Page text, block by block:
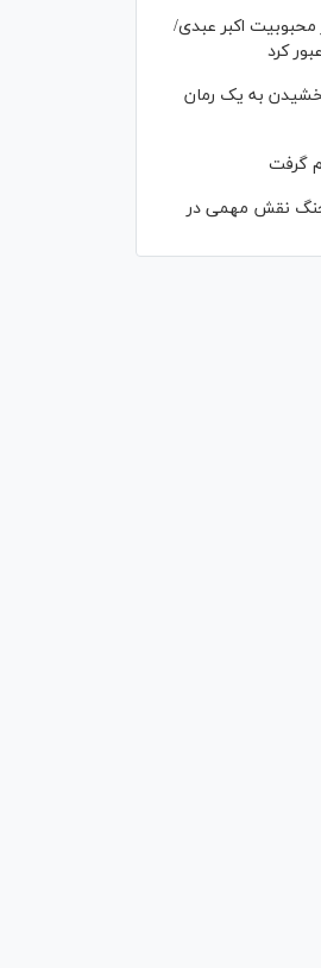
محبوبیت اکبر عبدی/
کرد
به یک رمان
نقش مهمی در